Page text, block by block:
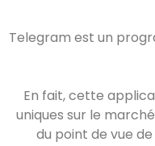
Telegram est un
En fait, cette
uniques sur le
du point de vue